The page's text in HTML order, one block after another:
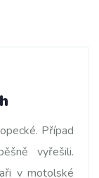
Případ
vyřešili.
v motolské